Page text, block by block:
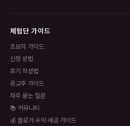
체험단 가이드
초보자 가이드
신청 방법
후기 작성법
광고주 가이드
자주 묻는 질문
📚 커뮤니티
💰 블로거 수익·세금 가이드